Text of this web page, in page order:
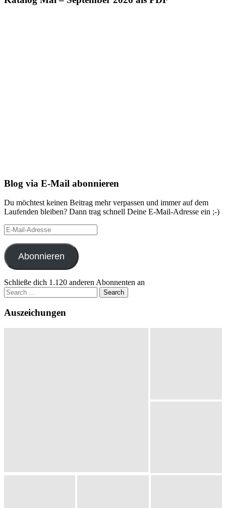
Blog via E-Mail abonnieren
Du möchtest keinen Beitrag mehr verpassen und immer auf dem
Laufenden bleiben? Dann trag schnell Deine E-Mail-Adresse ein ;-)
E-
Mail-
Adresse
Abonnieren
Schließe dich 1.120 anderen Abonnenten an
Search
for:
Auszeichungen